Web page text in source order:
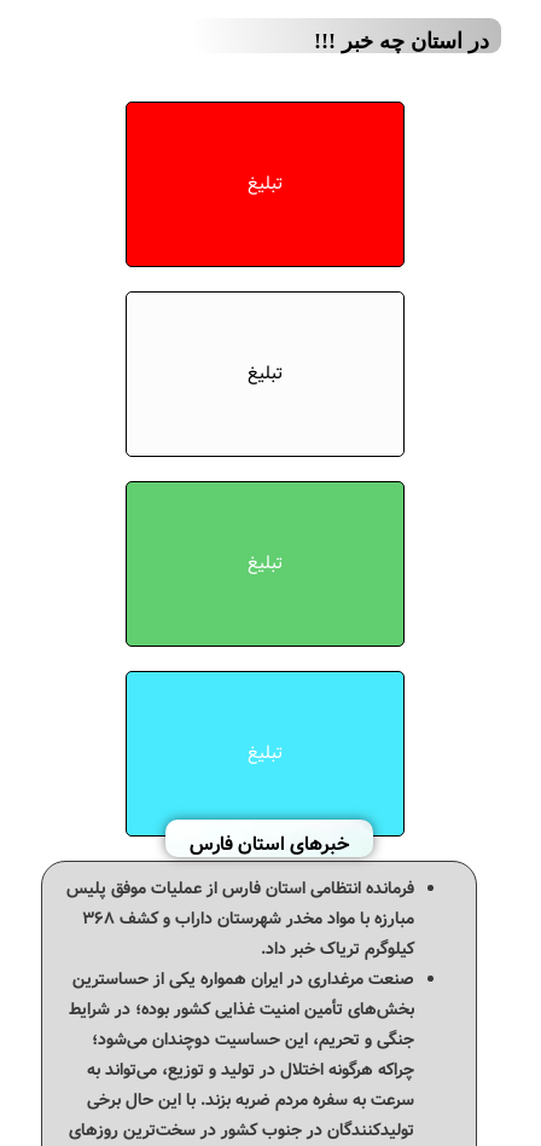
در استان چه خبر !!!
تبلیغ
تبلیغ
تبلیغ
تبلیغ
خبرهای استان فارس
فرمانده انتظامی استان فارس از عملیات موفق پلیس
مبارزه با مواد مخدر شهرستان داراب و کشف ۳۶۸
کیلوگرم تریاک خبر داد.
صنعت مرغداری در ایران همواره یکی از حساسترین
بخش‌های تأمین امنیت غذایی کشور بوده؛ در شرایط
جنگی و تحریم، این حساسیت دوچندان می‌شود؛
چراکه هرگونه اختلال در تولید و توزیع، می‌تواند به
سرعت به سفره مردم ضربه بزند. با این حال برخی
تولیدکنندگان در جنوب کشور در سخت‌ترین روزهای